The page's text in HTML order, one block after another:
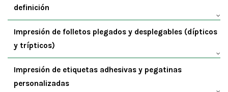
definición
Impresión de folletos plegados y desplegables (dípticos
y trípticos)
Impresión de etiquetas adhesivas y pegatinas
personalizadas